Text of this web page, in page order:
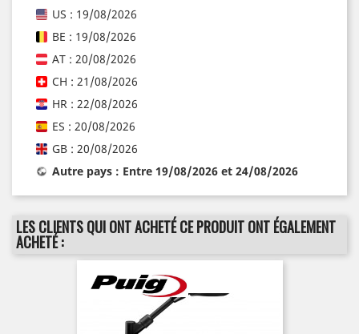
US : 19/08/2026
BE : 19/08/2026
AT : 20/08/2026
CH : 21/08/2026
HR : 22/08/2026
ES : 20/08/2026
GB : 20/08/2026
Autre pays : Entre 19/08/2026 et 24/08/2026
LES CLIENTS QUI ONT ACHETÉ CE PRODUIT ONT ÉGALEMENT
ACHETÉ :